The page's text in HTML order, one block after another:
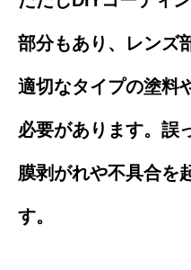
部分もあり、レンズ
適切なタイプの塗料
必要があります。誤
膜剥がれや不具合を
す。